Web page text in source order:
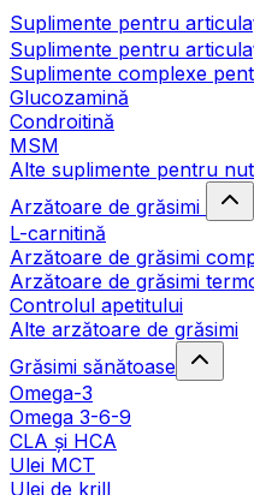
Suplimente pentru
Suplimente pentru
Suplimente complexe
Glucozamină
Condroitină
MSM
Alte suplimente pentru
Arzătoare de grăsimi
L-carnitină
Arzătoare de grăsimi
Arzătoare de grăsimi
Controlul apetitului
Alte arzătoare de grăsimi
Grăsimi sănătoase
Omega-3
Omega 3-6-9
CLA şi HCA
Ulei MCT
Ulei de krill